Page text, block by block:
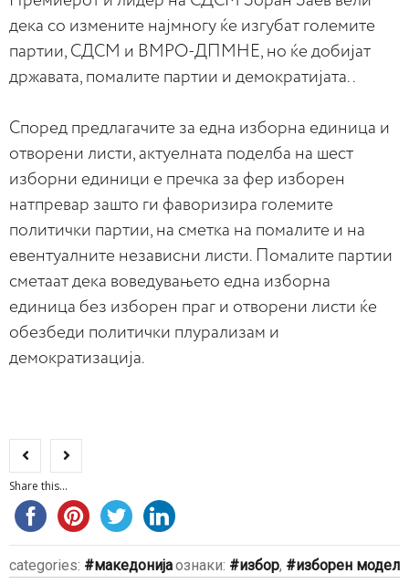
дека со измените најмногу ќе изгубат големите
партии, СДСМ и ВМРО-ДПМНЕ, но ќе добијат
државата, помалите партии и демократијата..
Според предлагачите за една изборна единица и
отворени листи, актуелната поделба на шест
изборни единици е пречка за фер изборен
натпревар зашто ги фаворизира големите
политички партии, на сметка на помалите и на
евентуалните независни листи. Помалите партии
сметаат дека воведувањето една изборна
единица без изборен праг и отворени листи ќе
обезбеди политички плурализам и
демократизација.
Share this...
categories: македонијаознаки: избор, изборен модел